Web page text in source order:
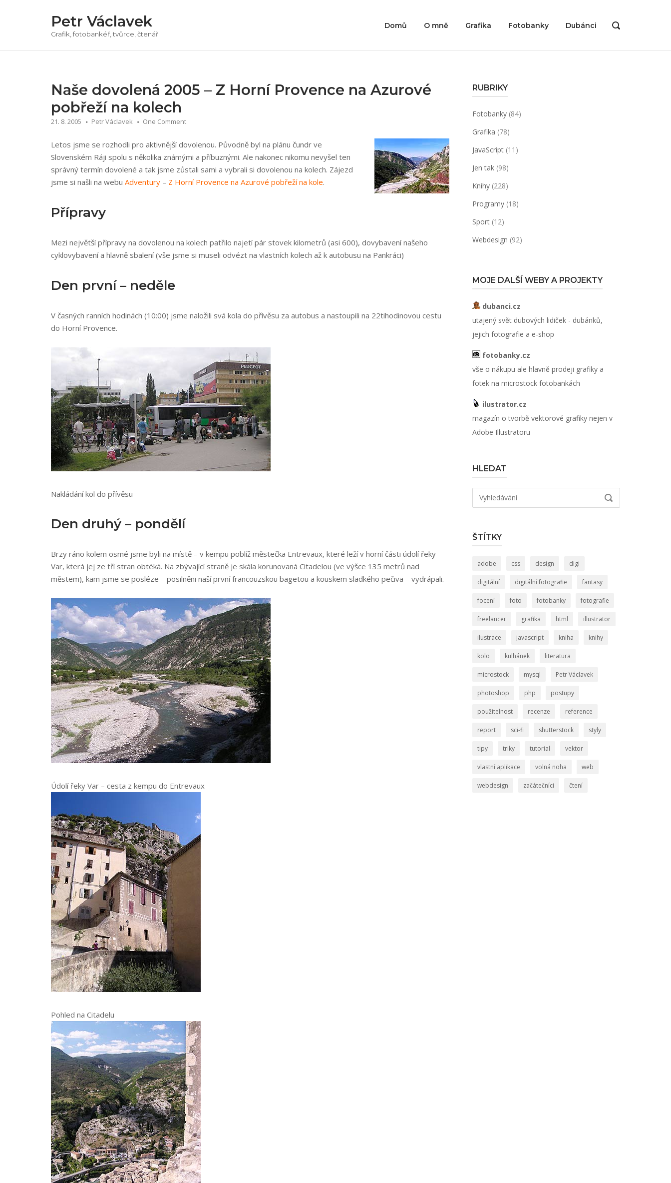
Petr Václavek
Grafik, fotobankéř, tvůrce, čtenář
Domů O mně Grafika Fotobanky Dubánci
OPEN
Naše dovolená 2005 – Z Horní Provence na Azurové
pobřeží na kolech
21. 8. 2005 Petr Václavek One Comment
Letos jsme se rozhodli pro aktivnější dovolenou. Původně byl na plánu čundr ve
Slovenském Ráji spolu s několika známými a příbuznými. Ale nakonec nikomu nevyšel ten
správný termín dovolené a tak jsme zůstali sami a vybrali si dovolenou na kolech. Zájezd
jsme si našli na webu Adventury – Z Horní Provence na Azurové pobřeží na kole.
Přípravy
Mezi největší přípravy na dovolenou na kolech patřilo najetí pár stovek kilometrů (asi 600), dovybavení našeho
cyklovybavení a hlavně sbalení (vše jsme si museli odvézt na vlastních kolech až k autobusu na Pankráci)
Den první – neděle
V časných ranních hodinách (10:00) jsme naložili svá kola do přívěsu za autobus a nastoupili na 22tihodinovou cestu
do Horní Provence.
Nakládání kol do přívěsu
Den druhý – pondělí
Brzy ráno kolem osmé jsme byli na místě – v kempu poblíž městečka Entrevaux, které leží v horní části údolí řeky
Var, která jej ze tří stran obtéká. Na zbývající straně je skála korunovaná Citadelou (ve výšce 135 metrů nad
městem), kam jsme se posléze – posilněni naší první francouzskou bagetou a kouskem sladkého pečiva – vydrápali.
Údolí řeky Var – cesta z kempu do Entrevaux
Pohled na Citadelu
RUBRIKY
Fotobanky(84)
Grafika (78)
JavaScript(11)
Jen tak(98)
Knihy(228)
Programy(18)
Sport(12)
Webdesign (92)
MOJE DALŠÍ WEBY A PROJEKTY
dubanci.cz
utajený svět dubových lidiček - dubánků,
jejich fotografie a e-shop
fotobanky.cz
vše o nákupu ale hlavně prodeji grafiky a
fotek na microstock fotobankách
ilustrator.cz
magazín o tvorbě vektorové grafiky nejen v
Adobe Illustratoru
HLEDAT
Hledat:
VYHLEDÁVÁNÍ
ŠTÍTKY
adobe css design digi
digitální digitální fotografie fantasy
focení foto fotobanky fotografie
freelancer grafika html illustrator
ilustrace javascript kniha knihy
kolo kulhánek literatura
microstock mysql Petr Václavek
photoshop php postupy
použitelnost recenze reference
report sci-fi shutterstock styly
tipy triky tutorial vektor
vlastní aplikace volná noha web
webdesign začátečníci čtení